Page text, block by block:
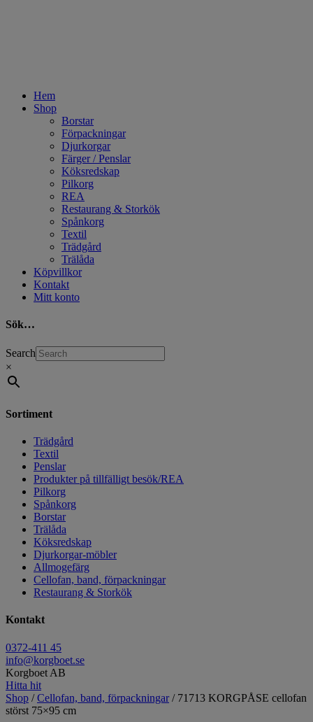
Hem
Shop
Borstar
Förpackningar
Djurkorgar
Färger / Penslar
Köksredskap
Pilkorg
REA
Restaurang & Storkök
Spånkorg
Textil
Trädgård
Trälåda
Köpvillkor
Kontakt
Mitt konto
Sök…
Search
×
Sortiment
Trädgård
Textil
Penslar
Produkter på tillfälligt besök/REA
Pilkorg
Spånkorg
Borstar
Trälåda
Köksredskap
Djurkorgar-möbler
Allmogefärg
Cellofan, band, förpackningar
Restaurang & Storkök
Kontakt
0372-411 45
info@korgboet.se
Korgboet AB
Hitta hit
Shop /Cellofan, band, förpackningar / 71713 KORGPÅSE cellofan
störst 75×95 cm